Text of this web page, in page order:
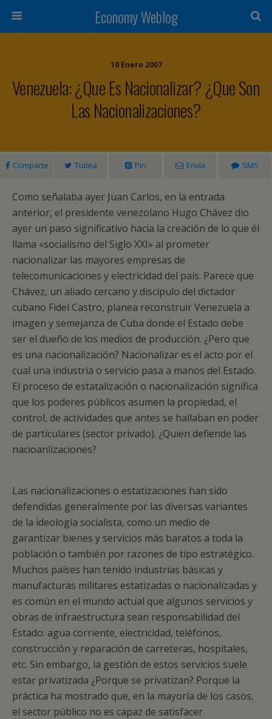
Economy Weblog
10 Enero 2007
Venezuela: ¿Que Es Nacionalizar? ¿Que Son
Las Nacionalizaciones?
Comparte Tuitea Pin Envía SMS
Como señalaba ayer Juan Carlos, en la entrada
anterior, el presidente venezolano Hugo Chávez dio
ayer un paso significativo hacia la creación de lo que él
llama «socialismo del Siglo XXI» al prometer
nacionalizar las mayores empresas de
telecomunicaciones y electricidad del país. Parece que
Chávez, un aliado cercano y discípulo del dictador
cubano Fidel Castro, planea reconstruir Venezuela a
imagen y semejanza de Cuba donde el Estado debe
ser el dueño de los medios de producción. ¿Pero que
es una nacionalización? Nacionalizar es el acto por el
cual una industria o servicio pasa a manos del Estado.
El proceso de estatalización o nacionalización significa
que los poderes públicos asumen la propiedad, el
control, de actividades que antes se hallaban en poder
de particulares (sector privado). ¿Quien defiende las
nacioanlizaciones?
Las nacionalizaciones o estatizaciones han sido
defendidas generalmente por las diversas variantes
de la ideología socialista, como un medio de
garantizar bienes y servicios más baratos a toda la
población o también por razones de tipo estratégico.
Muchos países han tenido industrias básicas y
manufacturas militares estatizadas o nacionalizadas y
es común en el mundo actual que algunos servicios y
obras de infraestructura sean responsabilidad del
Estado: agua corriente, electricidad, teléfonos,
construcción y reparación de carreteras, hospitales,
etc. Sin embargo, la gestión de estos servicios suele
estar privatizada ¿Porque se privatizan? Porque la
práctica ha mostrado que, en la mayoría de los casos,
el sector público no es capaz de satisfacer